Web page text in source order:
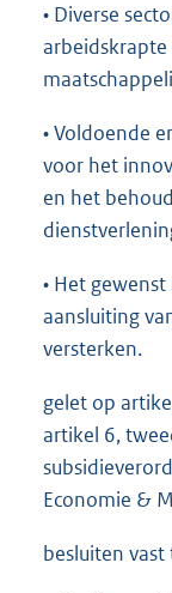
• Diverse
• Voldoende
voor het
en het
• Het
aansluiting
versterken.
gelet op
artikel 6,
Economie &
besluiten